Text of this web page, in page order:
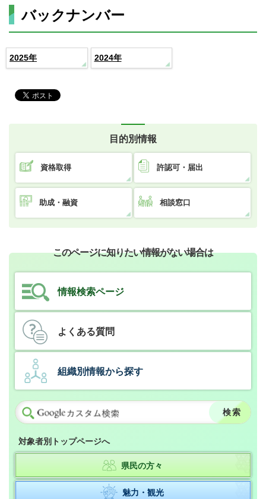
バックナンバー
2025年 2024年
目的別情報
資格取得 許認可・届出
助成・融資 相談窓口
このページに知りたい情報がない場合は
情報検索ページ
よくある質問
組織別情報から探す
対象者別トップページへ
県民の方々
魅力・観光